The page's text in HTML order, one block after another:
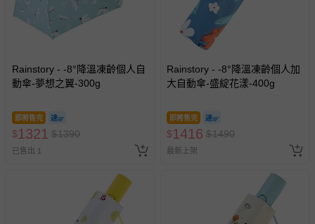
Rainstory - -8°降溫凍齡個人自
動傘-夢想之翼-300g
即將售完
$1321 $1390
已售出 1
Rainstory - -8°降溫凍齡個人加
大自動傘-盛綻花漾-400g
即將售完
$1416 $1490
最新上架